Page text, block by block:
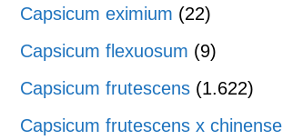
Capsicum eximium (22)
Capsicum flexuosum (9)
Capsicum frutescens (1.622)
Capsicum frutescens x chinense